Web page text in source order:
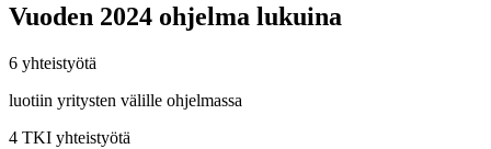
Vuoden 2024 ohjelma lukuina
6 yhteistyötä
luotiin yritysten välille ohjelmassa
4 TKI yhteistyötä